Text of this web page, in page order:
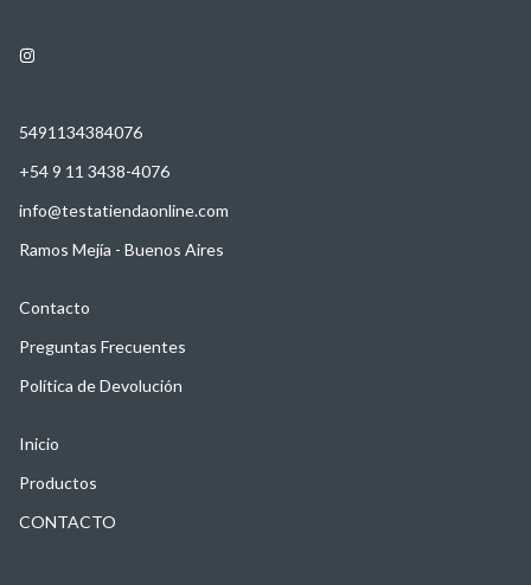
5491134384076
+54 9 11 3438-4076
info@testatiendaonline.com
Ramos Mejía - Buenos Aires
Contacto
Preguntas Frecuentes
Política de Devolución
Inicio
Productos
CONTACTO